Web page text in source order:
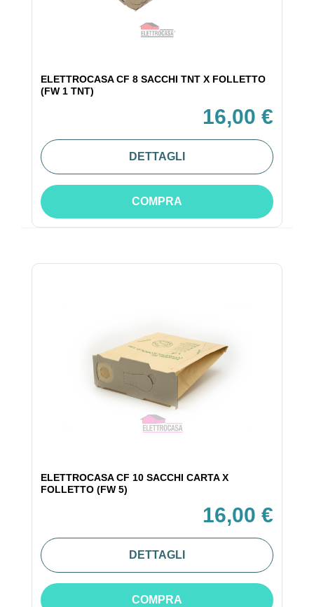
ELETTROCASA CF 8 SACCHI TNT X FOLLETTO
(FW 1 TNT)
16,00 €
DETTAGLI
COMPRA
ELETTROCASA CF 10 SACCHI CARTA X
FOLLETTO (FW 5)
16,00 €
DETTAGLI
COMPRA